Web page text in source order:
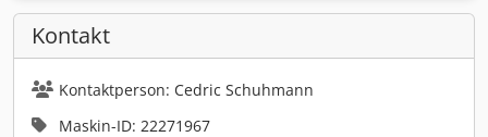
Kontakt
Kontaktperson: Cedric Schuhmann
Maskin-ID: 22271967